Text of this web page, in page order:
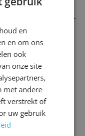
zijn, voordat erop
van de dekvloer
meestal een stap in
Voordat de dekvloer
dekvloer
wensen dan kan dit
ondergrond.
en
en om ons
ook
onze site
met andere
verstrekt of
uw gebruik